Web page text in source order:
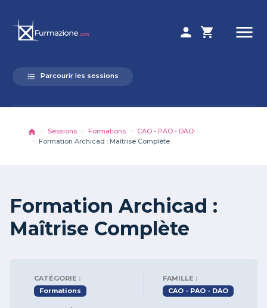
person shopping_cart menu
format_list_bulleted Parcourir les sessions
Sessions Formations
CAO - PAO - DAO
Formation Archicad : Maîtrise Complète
Formation Archicad :
Maîtrise Complète
CATÉGORIE :
Formations
FAMILLE :
CAO - PAO - DAO